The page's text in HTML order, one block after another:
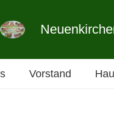
Vorstand